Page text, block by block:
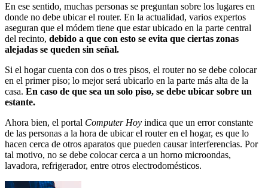
En ese sentido, muchas personas se preguntan sobre los lugares en
donde no debe ubicar el router. En la actualidad, varios expertos
aseguran que el módem tiene que estar ubicado en la parte central
del recinto, debido a que con esto se evita que ciertas zonas
alejadas se queden sin señal.
Si el hogar cuenta con dos o tres pisos, el router no se debe colocar
en el primer piso; lo mejor será ubicarlo en la parte más alta de la
casa. En caso de que sea un solo piso, se debe ubicar sobre un
estante.
Ahora bien, el portal Computer Hoy indica que un error constante
de las personas a la hora de ubicar el router en el hogar, es que lo
hacen cerca de otros aparatos que pueden causar interferencias. Por
tal motivo, no se debe colocar cerca a un horno microondas,
lavadora, refrigerador, entre otros electrodomésticos.